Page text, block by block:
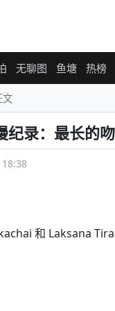
无聊图 鱼塘 热榜
文
纪录：最长的
和 Laksana